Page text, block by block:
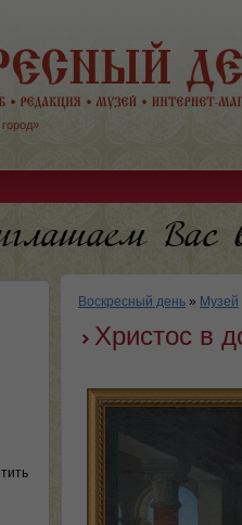
Воскресный день » Музей
Христос в